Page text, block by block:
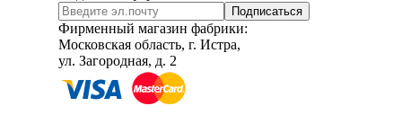
Подписаться
Фирменный магазин фабрики:
Московская область, г. Истра,
ул. Загородная, д. 2